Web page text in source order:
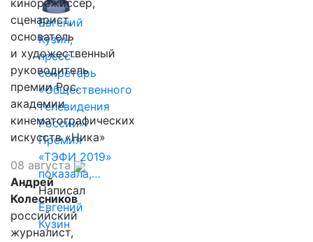
Евгений
Кузин,
пресс-
секретарь
«Общественного
телевидения
России»:
Премия
«ТЭФИ 2019»
показала,…
Написал
Евгений
Кузин
кинорежиссер,
сценарист,
основатель
и художественный
руководитель
премии Рос.
академии
кинематографических
искусств «Ника»
08 августа
Андрей
Колесников
российский
журналист,